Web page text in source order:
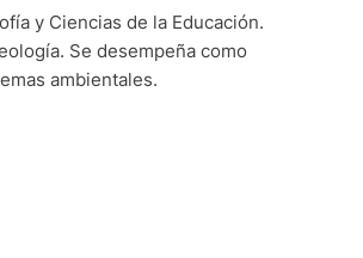
y Ciencias de la Educación.
Se desempeña como
ambientales.